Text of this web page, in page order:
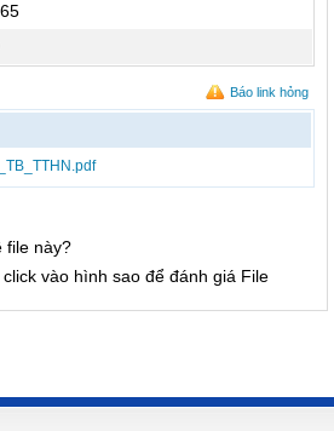
Báo link hỏng
file này?
click vào hình sao để đánh giá File